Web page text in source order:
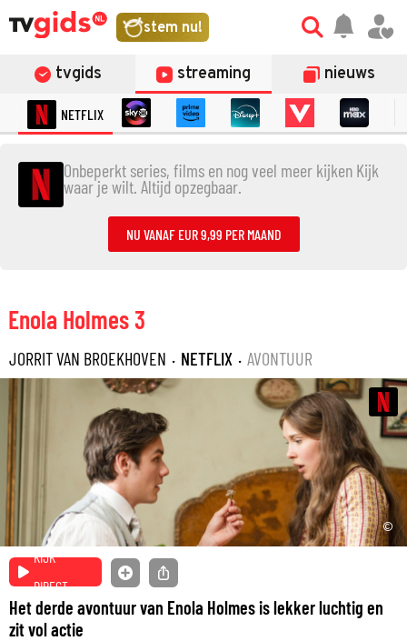
stem nu!
tvgids streaming nieuws
NETFLIX
Onbeperkt series, films en nog veel meer kijken Kijk
waar je wilt. Altijd opzegbaar.
NU VANAF EUR 9,99 PER MAAND
Enola Holmes 3
JORRIT VAN BROEKHOVEN · NETFLIX · AVONTUUR
©
KIJK
DIRECT
Het derde avontuur van Enola Holmes is lekker luchtig en
zit vol actie